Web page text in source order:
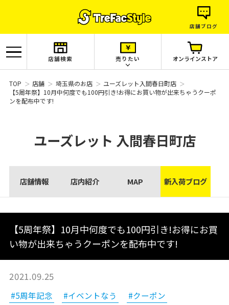
店舗ブログ
店舗検索 売りたい オンラインストア
TOP 店舗 埼玉県のお店
ユーズレット入間春日町店
【5周年祭】10月中何度でも100円引き!お得にお買い物が出来ちゃうクーポ
ンを配布中です!
ユーズレット 入間春日町店
店舗情報 店内紹介 MAP 新入荷ブログ
【5周年祭】10月中何度でも100円引き!お得にお買
い物が出来ちゃうクーポンを配布中です!
2021.09.25
#5周年記念 #イベントなう
#クーポン